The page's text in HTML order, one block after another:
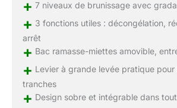
+ 7 niveaux de brunissage avec
+ 3 fonctions utiles : décongélation,
arrêt
+ Bac ramasse-miettes amovible,
+ Levier à grande levée pratique
tranches
+ Design sobre et intégrable dans